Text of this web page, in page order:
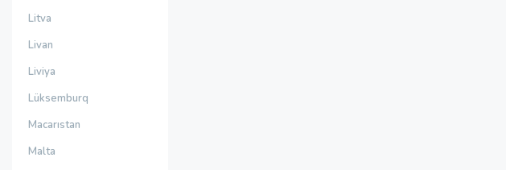
Litva
Livan
Liviya
Lüksemburq
Macarıstan
Malta